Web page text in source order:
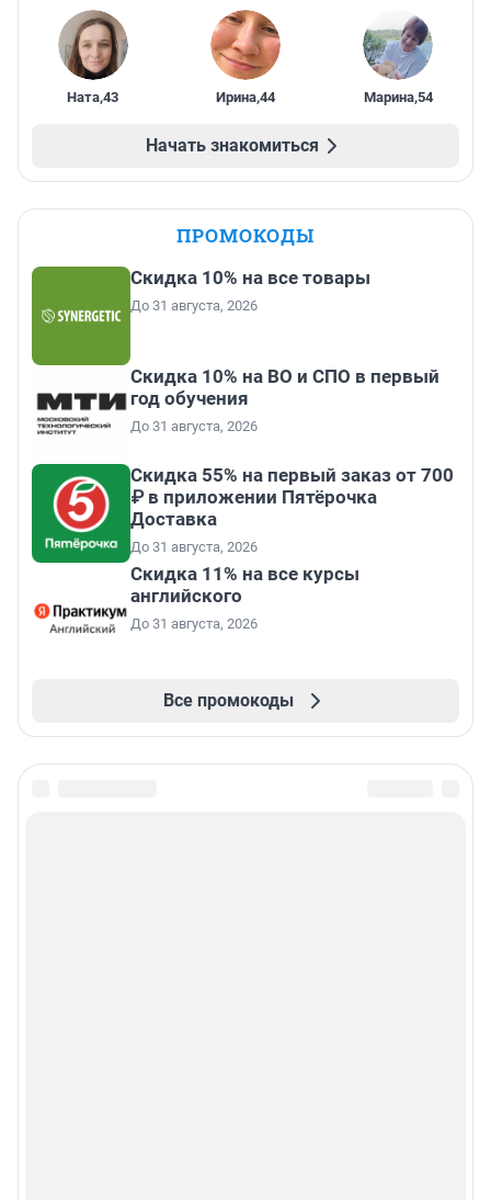
Ната,43 Ирина,44 Марина,54
Начать знакомиться
ПРОМОКОДЫ
Скидка 10% на все товары
До 31 августа, 2026
Скидка 10% на ВО и СПО в первый
год обучения
До 31 августа, 2026
Скидка 55% на первый заказ от 700
₽ в приложении Пятёрочка
Доставка
До 31 августа, 2026
Скидка 11% на все курсы
английского
До 31 августа, 2026
Все промокоды